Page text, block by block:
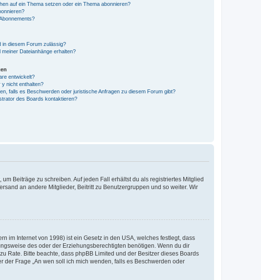
auf ein Thema setzen oder ein Thema abonnieren?
in diesem Forum zulässig?
Dateianhänge erhalten?
entwickelt?
y nicht enthalten?
falls es Beschwerden oder juristische Anfragen zu diesem Forum gibt?
des Boards kontaktieren?
Beiträge zu schreiben. Auf jeden Fall erhältst du als registriertes Mitglied
an andere Mitglieder, Beitritt zu Benutzergruppen und so weiter. Wir
im Internet von 1998) ist ein Gesetz in den USA, welches festlegt, dass
des oder der Erziehungsberechtigten benötigen. Wenn du dir
Rate. Bitte beachte, dass phpBB Limited und der Besitzer dieses Boards
Frage „An wen soll ich mich wenden, falls es Beschwerden oder